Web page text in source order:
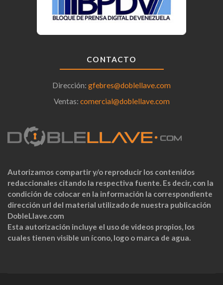
CONTACTO
Dirección: gfebres@doblellave.com
Ventas: comercial@doblellave.com
Autorizamos compartir y/o reproducir los contenidos
redaccionales citando la respectiva fuente. Es decir, con la
condición de colocar en la información la correspondiente
dirección url del material utilizado de nuestra publicación
DobleLlave.com
Esta autorización incluye el uso de videos propios, los
cuales tienen visible un ícono, logo o marca de agua.